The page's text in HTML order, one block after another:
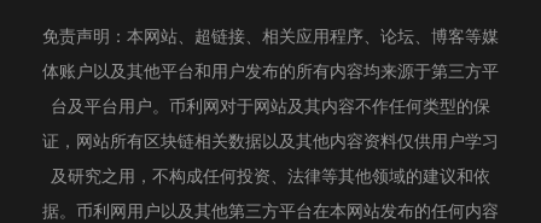
免责声明：本网站、超链接、相关应用程序、论坛、博客等媒
体账户以及其他平台和用户发布的所有内容均来源于第三方平
台及平台用户。币利网对于网站及其内容不作任何类型的保
证，网站所有区块链相关数据以及其他内容资料仅供用户学习
及研究之用，不构成任何投资、法律等其他领域的建议和依
据。币利网用户以及其他第三方平台在本网站发布的任何内容